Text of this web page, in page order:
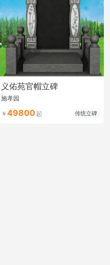
义佑苑官帽立碑
施孝园
49800 传统立碑